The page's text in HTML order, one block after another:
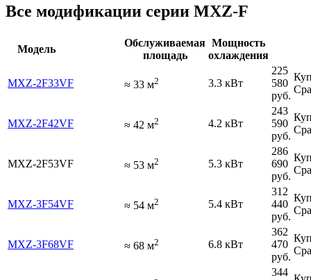
Все модификации серии MXZ-F
Модель
Обслуживаемая
площадь
Мощность
охлаждения
MXZ-2F33VF ≈ 33 м2 3.3 кВт
225
580
руб.
MXZ-2F42VF ≈ 42 м2 4.2 кВт
243
590
руб.
MXZ-2F53VF ≈ 53 м2 5.3 кВт
286
690
руб.
MXZ-3F54VF ≈ 54 м2 5.4 кВт
312
440
руб.
MXZ-3F68VF ≈ 68 м2 6.8 кВт
362
470
руб.
344